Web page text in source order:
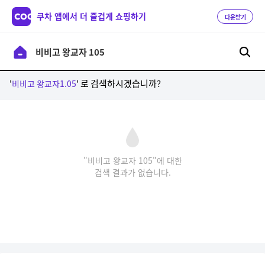
쿠차 앱에서 더 즐겁게 쇼핑하기 다운받기
'비비고 왕교자1.05' 로 검색하시겠습니까?
"비비고 왕교자 105"에 대한
검색 결과가 없습니다.